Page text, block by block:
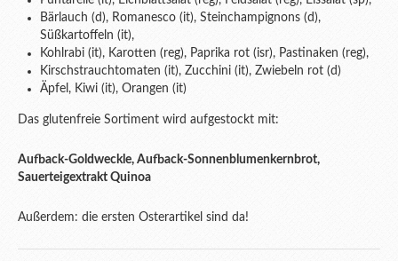
Bärlauch (d), Romanesco (it), Steinchampignons (d),
Süßkartoffeln (it),
Kohlrabi (it), Karotten (reg), Paprika rot (isr), Pastinaken (reg),
Kirschstrauchtomaten (it), Zucchini (it), Zwiebeln rot (d)
Äpfel, Kiwi (it), Orangen (it)
Das glutenfreie Sortiment wird aufgestockt mit:
Aufback-Goldweckle, Aufback-Sonnenblumenkernbrot,
Sauerteigextrakt Quinoa
Außerdem: die ersten Osterartikel sind da!